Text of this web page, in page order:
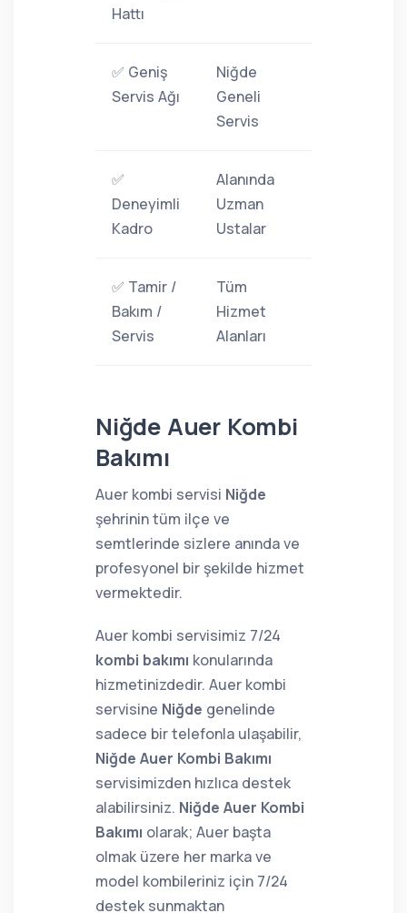
Hattı
✅ Geniş
Servis Ağı
Niğde
Geneli
Servis
✅
Deneyimli
Kadro
Alanında
Uzman
Ustalar
✅ Tamir /
Bakım /
Servis
Tüm
Hizmet
Alanları
Niğde Auer Kombi
Bakımı
Auer kombi servisi Niğde
şehrinin tüm ilçe ve
semtlerinde sizlere anında ve
profesyonel bir şekilde hizmet
vermektedir.
Auer kombi servisimiz 7/24
kombi bakımı konularında
hizmetinizdedir. Auer kombi
servisine Niğde genelinde
sadece bir telefonla ulaşabilir,
Niğde Auer Kombi Bakımı
servisimizden hızlıca destek
alabilirsiniz. Niğde Auer Kombi
Bakımı olarak; Auer başta
olmak üzere her marka ve
model kombileriniz için 7/24
destek sunmaktan